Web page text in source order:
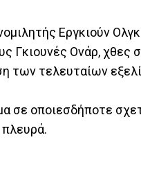
Εργκιούν
Γκιουνές Ονάρ, χθες
των τελευταίων
σε οποιεσδήποτε
πλευρά.